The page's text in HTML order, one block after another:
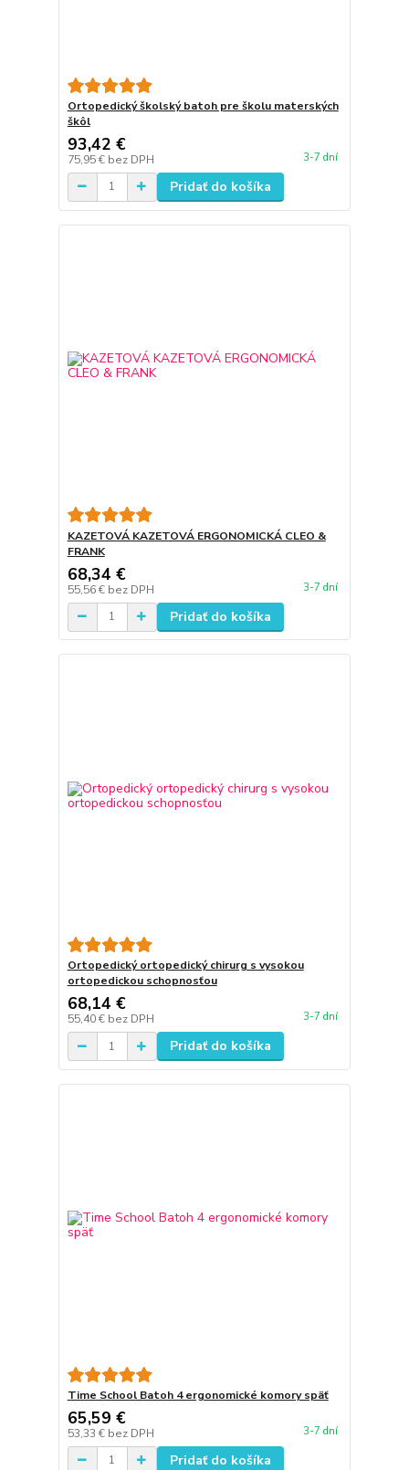
Ortopedický školský batoh pre školu materských
škôl
93,42 €
75,95 € bez DPH 3-7 dní
Pridať do košíka
KAZETOVÁ KAZETOVÁ ERGONOMICKÁ CLEO &
FRANK
68,34 €
55,56 € bez DPH 3-7 dní
Pridať do košíka
Ortopedický ortopedický chirurg s vysokou
ortopedickou schopnosťou
68,14 €
55,40 € bez DPH 3-7 dní
Pridať do košíka
Time School Batoh 4 ergonomické komory späť
65,59 €
53,33 € bez DPH 3-7 dní
Pridať do košíka